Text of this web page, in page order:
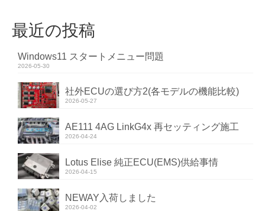
最近の投稿
Windows11 スタートメニュー問題
2026-05-30
社外ECUの選び方2(各モデルの機能比較)
2026-05-27
AE111 4AG LinkG4x 再セッティング施工
2026-04-24
Lotus Elise 純正ECU(EMS)供給事情
2026-04-15
NEWAY入荷しました
2026-04-02